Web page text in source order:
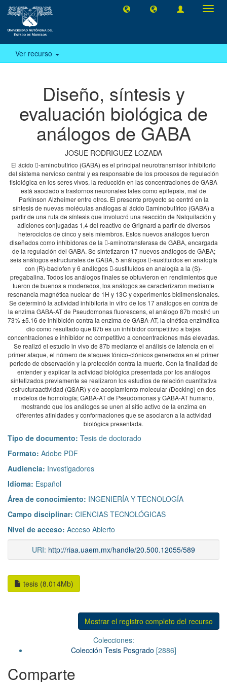
Ver recurso
Diseño, síntesis y
evaluación biológica de
análogos de GABA
JOSUE RODRIGUEZ LOZADA
El ácido -aminobutírico (GABA) es el principal neurotransmisor inhibitorio
del sistema nervioso central y es responsable de los procesos de regulación
fisiológica en los seres vivos, la reducción en las concentraciones de GABA
está asociado a trastornos neuronales tales como epilepsia, mal de
Parkinson Alzheimer entre otros. El presente proyecto se centró en la
síntesis de nuevas moléculas análogas al ácido aminobutírico (GABA) a
partir de una ruta de síntesis que involucró una reacción de Nalquilación y
adiciones conjugadas 1,4 del reactivo de Grignard a partir de diversos
heterociclos de cinco y seis miembros. Estos nuevos análogos fueron
diseñados como inhibidores de la -aminotransferasa de GABA, encargada
de la regulación del GABA. Se sintetizaron 17 nuevos análogos de GABA;
seis análogos estructurales de GABA, 5 análogos -sustituidos en analogía
con (R)-baclofen y 6 análogos -sustituidos en analogía a la (S)-
pregabalina. Todos los análogos finales se obtuvieron en rendimientos que
fueron de buenos a moderados, los análogos se caracterizaron mediante
resonancia magnética nuclear de 1H y 13C y experimentos bidimensionales.
Se determinó la actividad inhibitoria in vitro de los 17 análogos en contra de
la enzima GABA-AT de Pseudomonas fluorescens, el análogo 87b mostró un
73% ±5.16 de inhibición contra la enzima de GABA-AT, la cinética enzimática
dio como resultado que 87b es un inhibidor competitivo a bajas
concentraciones e inhibidor no competitivo a concentraciones más elevadas.
Se realizó el estudio in vivo de 87b mediante el análisis de latencia en el
primer ataque, el número de ataques tónico-clónicos generados en el primer
periodo de observación y la protección contra la muerte. Con la finalidad de
entender y explicar la actividad biológica presentada por los análogos
sintetizados previamente se realizaron los estudios de relación cuantitativa
estructuraactividad (QSAR) y de acoplamiento molecular (Docking) en dos
modelos de homología; GABA-AT de Pseudomonas y GABA-AT humano,
mostrando que los análogos se unen al sitio activo de la enzima en
diferentes afinidades y conformaciones que se asociaron a la actividad
biológica presentada.
Tipo de documento: Tesis de doctorado
Formato: Adobe PDF
Audiencia: Investigadores
Idioma: Español
Área de conocimiento: INGENIERÍA Y TECNOLOGÍA
Campo disciplinar: CIENCIAS TECNOLÓGICAS
Nivel de acceso: Acceso Abierto
URI: http://riaa.uaem.mx/handle/20.500.12055/589
tesis (8.014Mb)
Mostrar el registro completo del recurso
Colecciones:
Colección Tesis Posgrado [2886]
Comparte